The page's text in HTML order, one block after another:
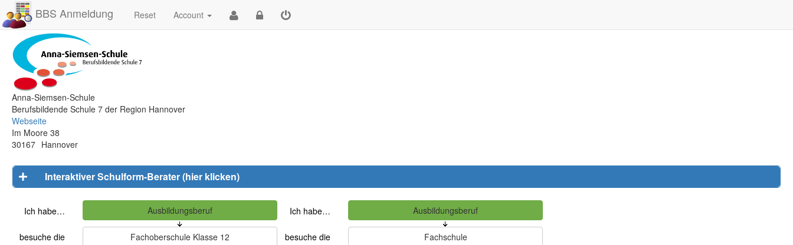
BBS Anmeldung Reset Account
Anna-Siemsen-Schule
Berufsbildende Schule 7 der Region Hannover
Webseite
Im Moore 38
30167 Hannover
Interaktiver Schulform-Berater (hier klicken)
Ich habe…
besuche die
Ich habe…
besuche die